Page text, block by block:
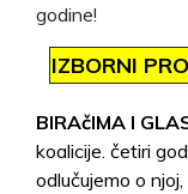
godine!
IZBORNI
BIRAčIMA I
koalicije. četiri
odlučujemo o